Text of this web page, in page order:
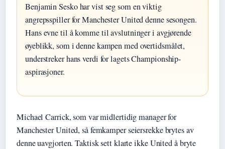
Benjamin Sesko har vist seg som en viktig
angrepsspiller for Manchester United denne sesongen.
Hans evne til å komme til avslutninger i avgjørende
øyeblikk, som i denne kampen med overtidsmålet,
understreker hans verdi for lagets Championship-
aspirasjoner.
Michael Carrick, som var midlertidig manager for
Manchester United, så femkamper seiersrekke brytes av
denne uavgjorten. Taktisk sett klarte ikke United å bryte